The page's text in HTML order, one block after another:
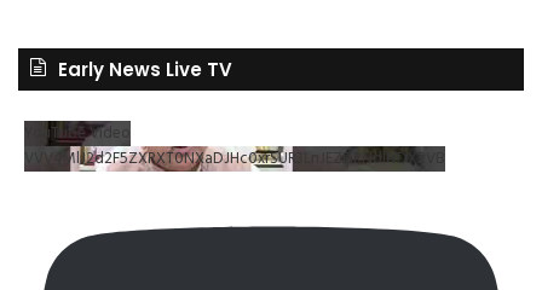
Early News Live TV
YouTube Video
VVV4MlJ2d2F5ZXRXT0NXaDJHc0xrSUR3LnJEZDRNdlNDX2VB